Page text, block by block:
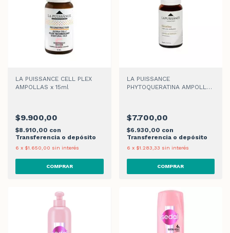
LA PUISSANCE CELL PLEX
AMPOLLAS x 15ml
$9.900,00
$8.910,00 con
Transferencia o depósito
6 x $1.650,00 sin interés
LA PUISSANCE
PHYTOQUERATINA AMPOLLAS
$7.700,00
$6.930,00 con
Transferencia o depósito
6 x $1.283,33 sin interés